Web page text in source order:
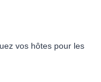
vos hôtes pour les